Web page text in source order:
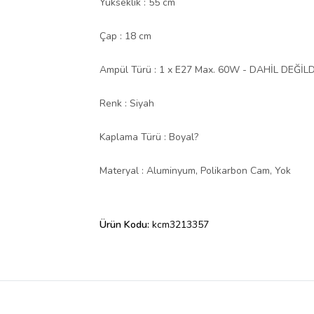
Çap : 18 cm
Ampül Türü : 1 x E27 Max. 60W - DAHİL
Renk : Siyah
Kaplama Türü : Boyal?
Materyal : Aluminyum, Polikarbon Cam, Yok
Ürün Kodu: kcm3213357